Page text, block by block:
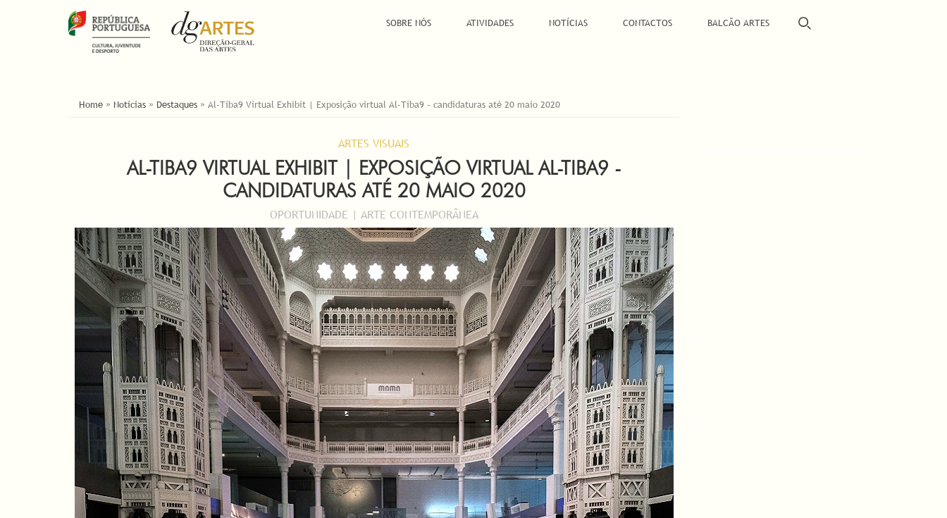
SOBRE NÓS ATIVIDADES NOTÍCIAS CONTACTOS BALCÃO ARTES
ESTÁ AQUI
Home » Notícias » Destaques » Al-Tiba9 Virtual Exhibit | Exposição virtual Al-Tiba9 - candidaturas até 20 maio 2020
ARTES VISUAIS
AL-TIBA9 VIRTUAL EXHIBIT | EXPOSIÇÃO VIRTUAL AL-TIBA9 -
CANDIDATURAS ATÉ 20 MAIO 2020
OPORTUNIDADE | ARTE CONTEMPORÂNEA